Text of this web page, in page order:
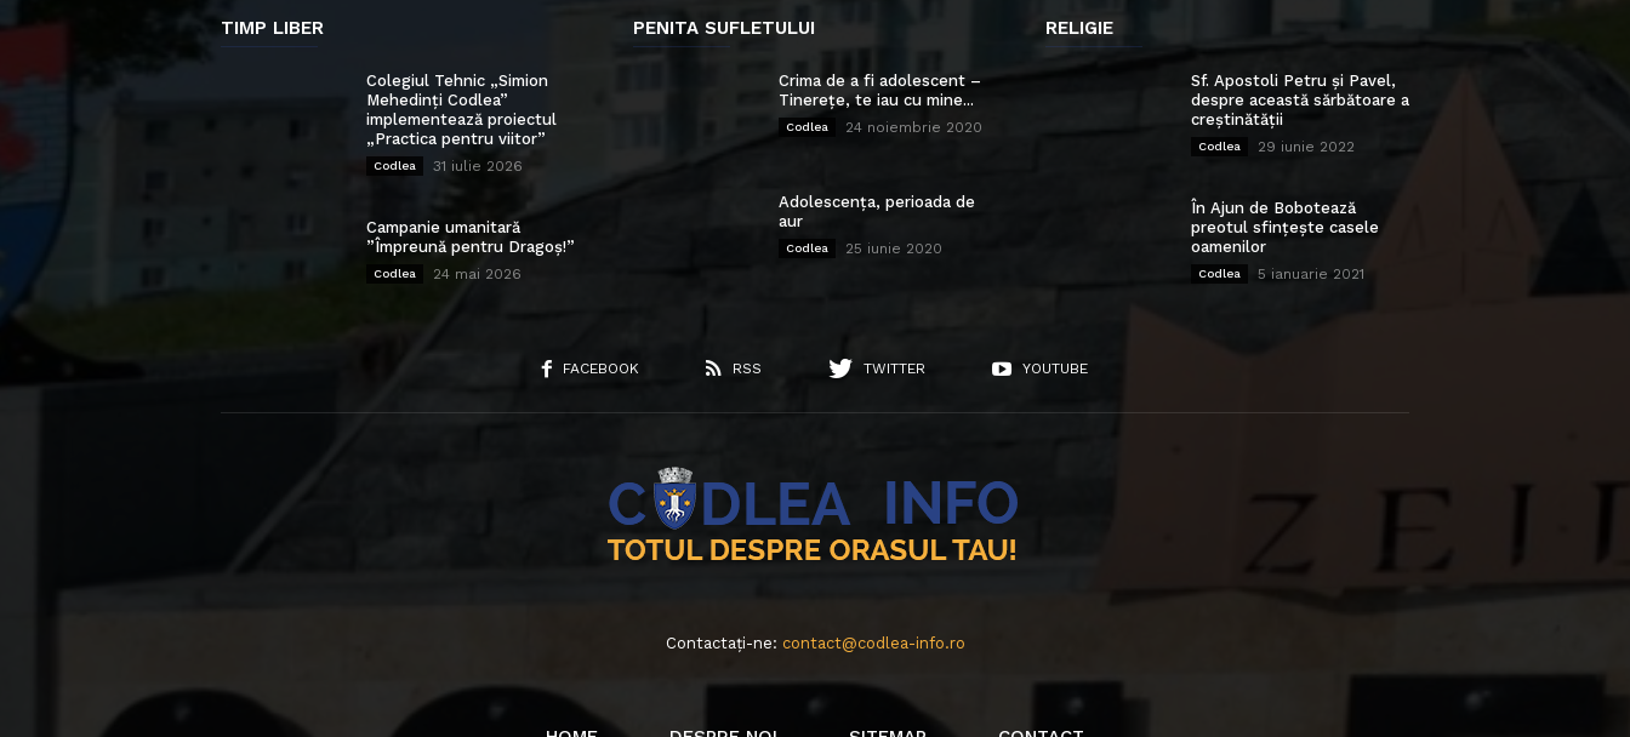
TIMP LIBER
Colegiul Tehnic „Simion
Mehedinți Codlea”
implementează proiectul
„Practica pentru viitor”
Codlea 31 iulie 2026
Campanie umanitară
”Împreună pentru Dragoș!”
Codlea 24 mai 2026
PENITA SUFLETULUI
Crima de a fi adolescent –
Tinerețe, te iau cu mine...
Codlea 24 noiembrie 2020
Adolescența, perioada de
aur
Codlea 25 iunie 2020
RELIGIE
Sf. Apostoli Petru și Pavel,
despre această sărbătoare a
creștinătății
Codlea 29 iunie 2022
În Ajun de Bobotează
preotul sfințește casele
oamenilor
Codlea 5 ianuarie 2021
FACEBOOK RSS TWITTER YOUTUBE
Contactați-ne: contact@codlea-info.ro